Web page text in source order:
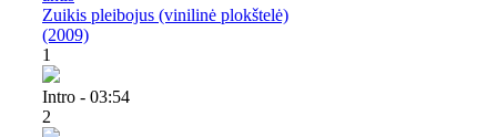
Zuikis pleibojus (vinilinė plokštelė)
(2009)
1
Intro - 03:54
2